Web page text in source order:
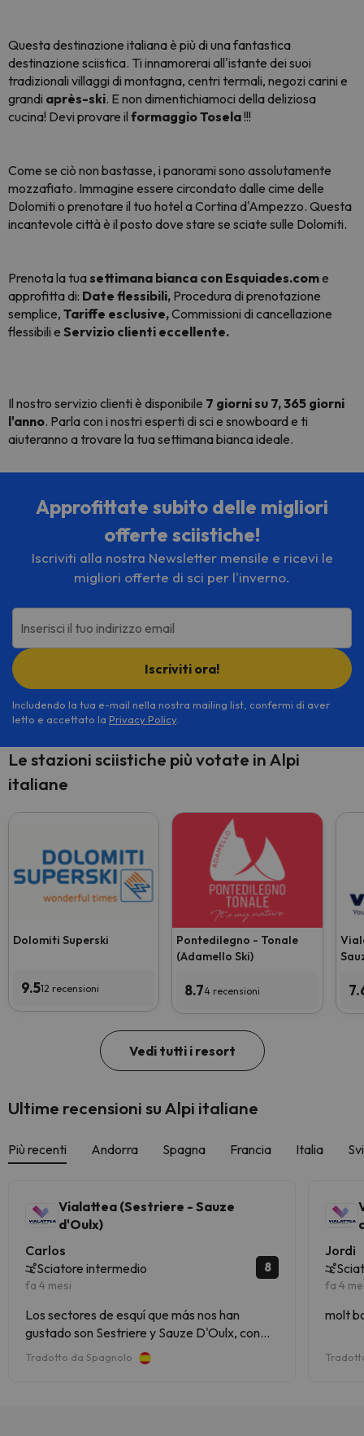
Questa destinazione italiana è più di una fantastica
destinazione sciistica. Ti innamorerai all'istante dei suoi
tradizionali villaggi di montagna, centri termali, negozi carini e
grandi après-ski. E non dimentichiamoci della deliziosa
cucina! Devi provare il formaggio Tosela!!!
Come se ciò non bastasse, i panorami sono assolutamente
mozzafiato. Immagine essere circondato dalle cime delle
Dolomiti o prenotare il tuo hotel a Cortina d'Ampezzo. Questa
incantevole città è il posto dove stare se sciate sulle Dolomiti.
Prenota la tuasettimana bianca con Esquiades.come
approfitta di: Date flessibili, Procedura di prenotazione
semplice, Tariffe esclusive,Commissioni di cancellazione
flessibili e Servizio clienti eccellente.
Il nostro servizio clienti è disponibile 7 giorni su 7, 365 giorni
l'anno. Parla con i nostri esperti di sci e snowboard e ti
aiuteranno a trovare la tua settimana bianca ideale.
Approfittate subito delle migliori
offerte sciistiche!
Iscriviti alla nostra Newsletter mensile e ricevi le
migliori offerte di sci per l'inverno.
Inserisci il tuo indirizzo email
Iscriviti ora!
Includendo la tua e-mail nella nostra mailing list, confermi di aver
letto e accettato la Privacy Policy.
Le stazioni sciistiche più votate in Alpi
italiane
Dolomiti Superski
9.512 recensioni
Pontedilegno - Tonale
(Adamello Ski)
8.74 recensioni
Vedi tutti i resort
Ultime recensioni su Alpi italiane
Più recenti Andorra Spagna Francia Italia
Vialattea (Sestriere - Sauze
d'Oulx)
Carlos
Sciatore intermedio
fa 4 mesi
8
Los sectores de esquí que más nos han
gustado son Sestriere y Sauze D'Oulx, con
pistas impresionantes, casi todas rojas y
alguna negra, pero bien pisada.
Tradotto da Spagnolo
Jordi
fa 4
molt